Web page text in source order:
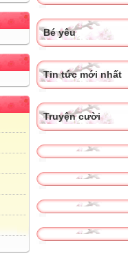
Bé yêu
Tin tức mới nhất
Truyện cười